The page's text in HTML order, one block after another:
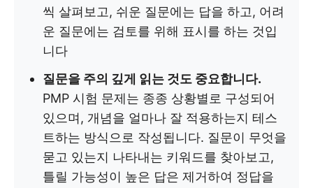
씩 살펴보고, 쉬운 질문에는 답을 하고, 어려
운 질문에는 검토를 위해 표시를 하는 것입
니다
질문을 주의 깊게 읽는 것도 중요합니다.
PMP 시험 문제는 종종 상황별로 구성되어
있으며, 개념을 얼마나 잘 적용하는지 테스
트하는 방식으로 작성됩니다. 질문이 무엇을
묻고 있는지 나타내는 키워드를 찾아보고,
틀릴 가능성이 높은 답은 제거하여 정답을